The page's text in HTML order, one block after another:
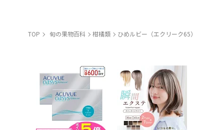
TOP 旬の果物百科 柑橘類 ひめルビー（エクリーク65）